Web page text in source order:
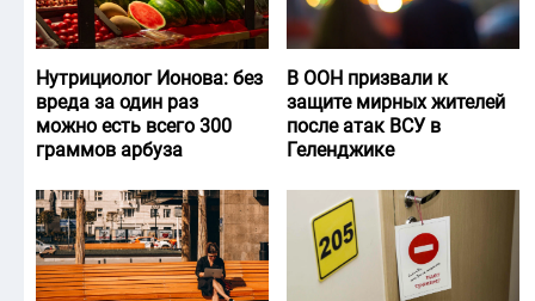
Нутрициолог Ионова: без
вреда за один раз
можно есть всего 300
граммов арбуза
В ООН призвали к
защите мирных жителей
после атак ВСУ в
Геленджике